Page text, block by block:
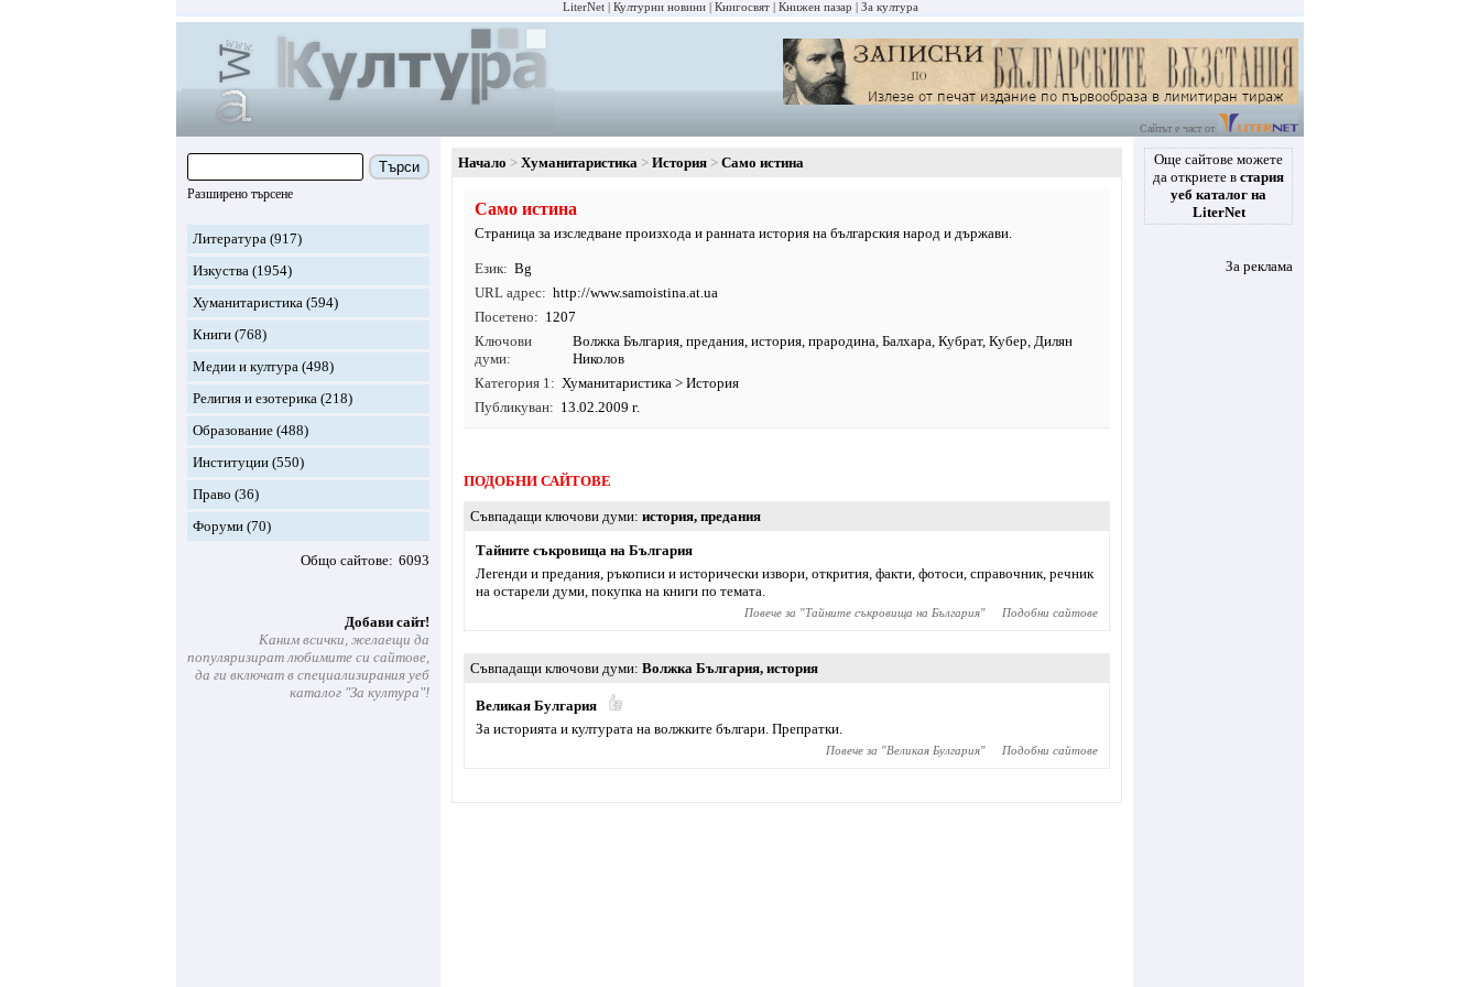
LiterNet Културни новини Книгосвят Книжен пазар За култура
Сайтът е част от
Търси
Разширено търсене
Литература (917)
Изкуства (1954)
Хуманитаристика (594)
Книги (768)
Медии и култура (498)
Религия и езотерика (218)
Образование (488)
Институции (550)
Право (36)
Форуми (70)
Общо сайтове 6093
Добави сайт!
Каним всички, желаещи да
популяризират любимите си сайтове,
да ги включат в специализирания уеб
каталог "За култура"!
Начало Хуманитаристика История Само истина
Само истина
Страница за изследване произхода и ранната история на българския народ и държави.
Език
Bg
URL адрес
http://www.samoistina.at.ua
Посетено
1207
Ключови
думи
Волжка България, предания, история, прародина, Балхара, Кубрат, Кубер, Дилян
Николов
Категория 1
Хуманитаристика > История
Публикуван
13.02.2009 г.
ПОДОБНИ САЙТОВЕ
Съвпадащи ключови думи история, предания
Тайните съкровища на България
Легенди и предания, ръкописи и исторически извори, открития, факти, фотоси, справочник, речник
на остарели думи, покупка на книги по темата.
Повече за "Тайните съкровища на България" Подобни сайтове
Съвпадащи ключови думи Волжка България, история
Великая Булгария
За историята и културата на волжките българи. Препратки.
Повече за "Великая Булгария" Подобни сайтове
Още сайтове можете
да откриете в стария
уеб каталог на
LiterNet
За реклама